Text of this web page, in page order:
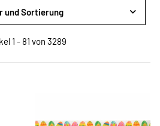
und Sortierung
1 - 81 von 3289